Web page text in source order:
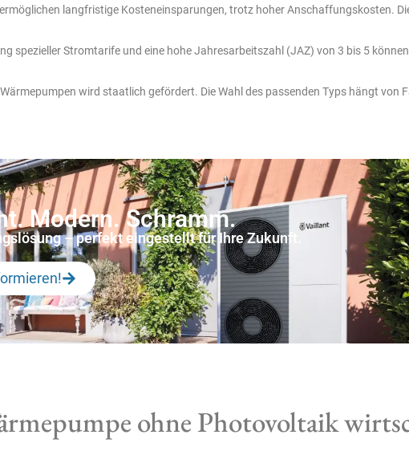
langfristige Kosteneinsparungen, trotz hoher Anschaffungskosten.
spezieller Stromtarife und eine hohe Jahresarbeitszahl (JAZ) von 3 bis 5
wird staatlich gefördert. Die Wahl des passenden Typs hängt von
Modern. Schramm.
– perfekt eingestellt für Ihre Zukunft.
ohne Photovoltaik